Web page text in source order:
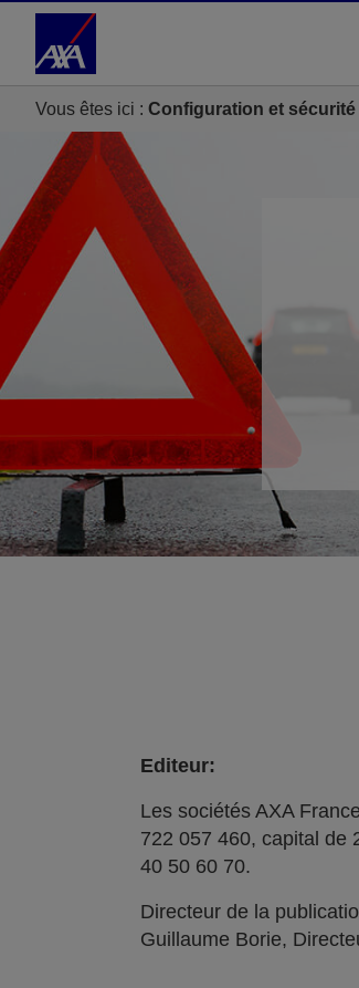
Accéder au Contenu
Vous êtes ici : Configuration et sécurité
Editeur:
Les sociétés AXA
722 057 460, capital de
40 50 60 70.
Directeur de la
Guillaume Borie,